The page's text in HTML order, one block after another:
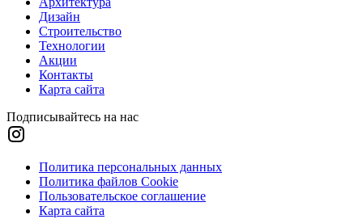
Дизайн
Строительство
Технологии
Акции
Контакты
Карта сайта
Подписывайтесь на нас
Политика персональных данных
Политика файлов Cookie
Пользовательское соглашение
Карта сайта